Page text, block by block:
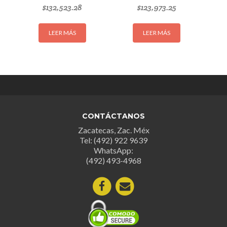
$132,523.28
LEER MÁS
$123,973.25
LEER MÁS
CONTÁCTANOS
Zacatecas, Zac. Méx
Tel: (492) 922 9639
WhatsApp:
(492) 493-4968